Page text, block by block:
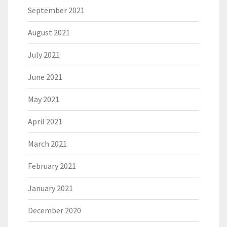
September 2021
August 2021
July 2021
June 2021
May 2021
April 2021
March 2021
February 2021
January 2021
December 2020